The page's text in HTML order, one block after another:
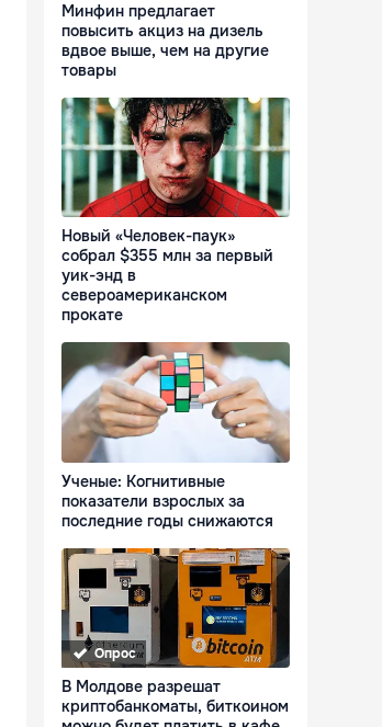
Минфин предлагает
повысить акциз на дизель
вдвое выше, чем на другие
товары
Новый «Человек-паук»
собрал $355 млн за первый
уик-энд в
североамериканском
прокате
Ученые: Когнитивные
показатели взрослых за
последние годы снижаются
Опрос
В Молдове разрешат
криптобанкоматы, биткоином